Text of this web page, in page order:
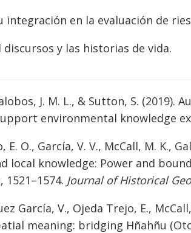
integración en la evaluación de
y las historias de vida.
J. M. L., & Sutton, S. (2019).
environmental knowledge
O., García, V. V., McCall, M. K.,
local knowledge: Power and
Journal of Historical
García, V., Ojeda Trejo, E.,
meaning: bridging Hñahñu